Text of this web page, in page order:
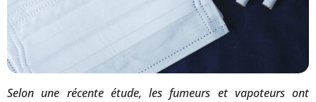
Selon une récente étude, les fumeurs et vapoteurs ont